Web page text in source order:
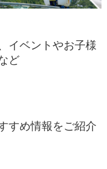
イベントやお子様
ど
すめ情報をご紹介